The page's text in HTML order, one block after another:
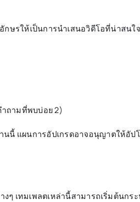
ษรให้เป็นการนำเสนอวิดีโอที่น่าสน
ถามที่พบบ่อย 2)
นนี้ แผนการอัปเกรดอาจอนุญาตให้
ๆ เทมเพลตเหล่านี้สามารถเริ่มต้นก